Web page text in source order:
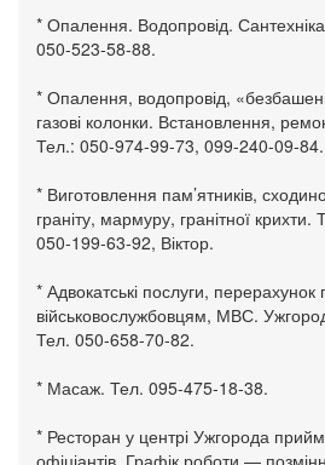
* Опалення. Водопровід.
050-523-58-88.
* Опалення, водопровід,
газові колонки. Встановлення,
Тел.: 050-974-99-73, 099-240-09-84.
* Виготовлення пам’ятників,
граніту, мармуру, гранітної
050-199-63-92, Віктор.
* Адвокатські послуги, перерахунок
військовослужбовцям, МВС.
Тел. 050-658-70-82.
* Масаж. Тел. 095-475-18-38.
* Ресторан у центрі Ужгорода